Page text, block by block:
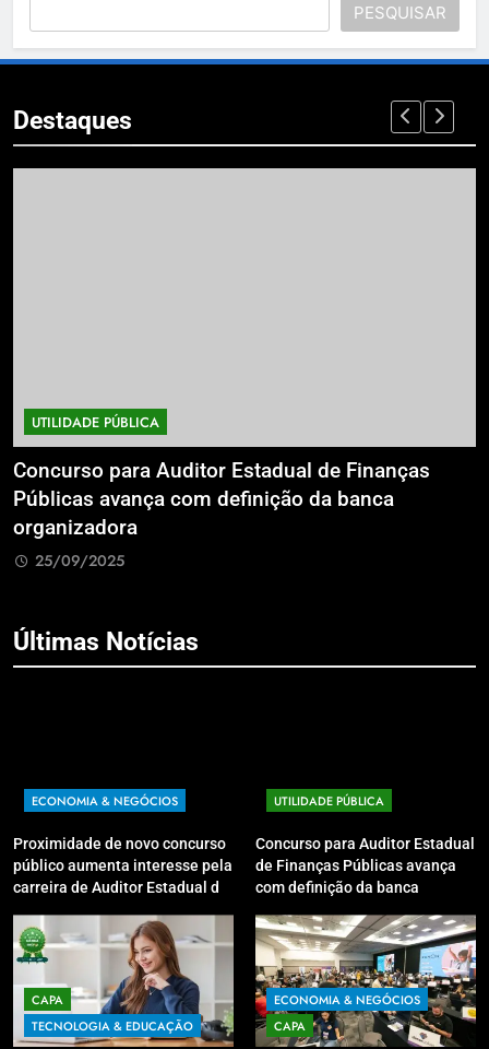
PESQUISAR
Destaques
UTILIDADE PÚBLICA
Concurso para Auditor Estadual de Finanças
Públicas avança com definição da banca
organizadora
25/09/2025
Últimas Notícias
ECONOMIA & NEGÓCIOS
Proximidade de novo concurso
público aumenta interesse pela
carreira de Auditor Estadual de
Youtube irá sanar dúvidas
UTILIDADE PÚBLICA
Concurso para Auditor Estadual
de Finanças Públicas avança
com definição da banca
CAPA
TECNOLOGIA & EDUCAÇÃO
ECONOMIA & NEGÓCIOS
CAPA